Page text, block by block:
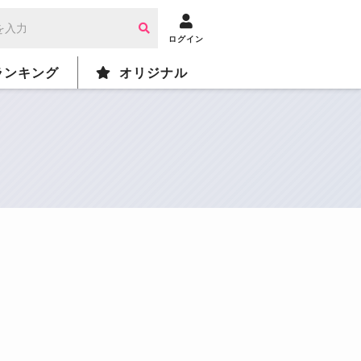
ログイン
ンキング オリジナル